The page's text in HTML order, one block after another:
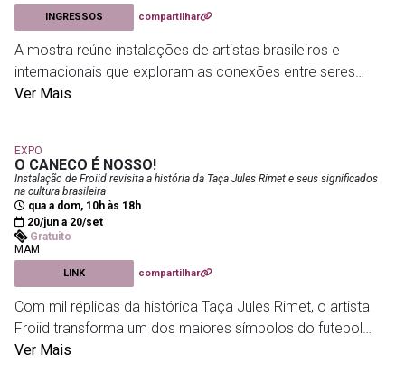
documentário Chico, na abertura, além de uma roda de
conversa com pesquisadores, lideranças comunitárias e
especialistas para ampliar o debate sobre
sustentabilidade, direitos humanos e preservação dos
territórios.
INGRESSOS compartilhar
A mostra reúne instalações de artistas brasileiros e
internacionais que exploram as conexões entre seres
humanos, tecnologia e meio ambiente. Com experiências
inteligência artificial, ecologia e os futuros possíveis por
meio da arte contemporânea.
Como parte da programação, o Museu do Amanhã
também apresenta a instalação interativa Bunker para um
Pixel Tropical, um jogo cinematográfico que aproxima
biodiversidade, mudanças climáticas e tecnologias digitais
em uma experiência imersiva. A programação paralela
inclui ainda mesas de debate e oficinas voltadas a artistas,
pesquisadores e ao público interessado, abordando temas
Ver Mais
EXPO
O CANECO É NOSSO!
Instalação de Froiid revisita a história da Taça Jules Rimet e seus significados
na cultura brasileira
qua a dom, 10h às 18h
20/jun a 20/set
Gratuito
MAM
LINK compartilhar
Com mil réplicas da histórica Taça Jules Rimet, o artista
Froiid transforma um dos maiores símbolos do futebol
mundial em uma reflexão sobre memória, política,
Ver Mais